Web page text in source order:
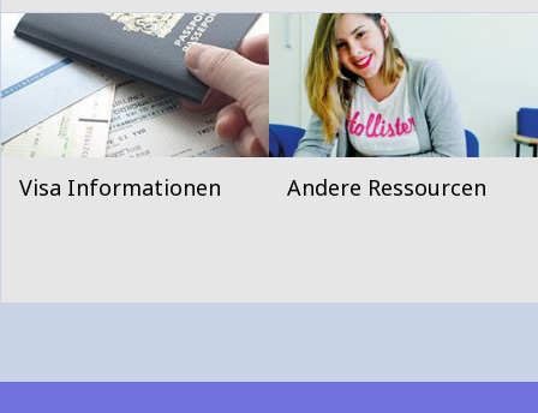
Visa Informationen Andere Ressourcen